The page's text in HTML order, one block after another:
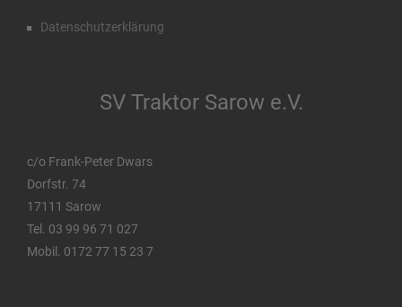
Datenschutzerklärung
SV Traktor Sarow e.V.
c/o Frank-Peter Dwars
Dorfstr. 74
17111 Sarow
Tel. 03 99 96 71 027
Mobil. 0172 77 15 23 7